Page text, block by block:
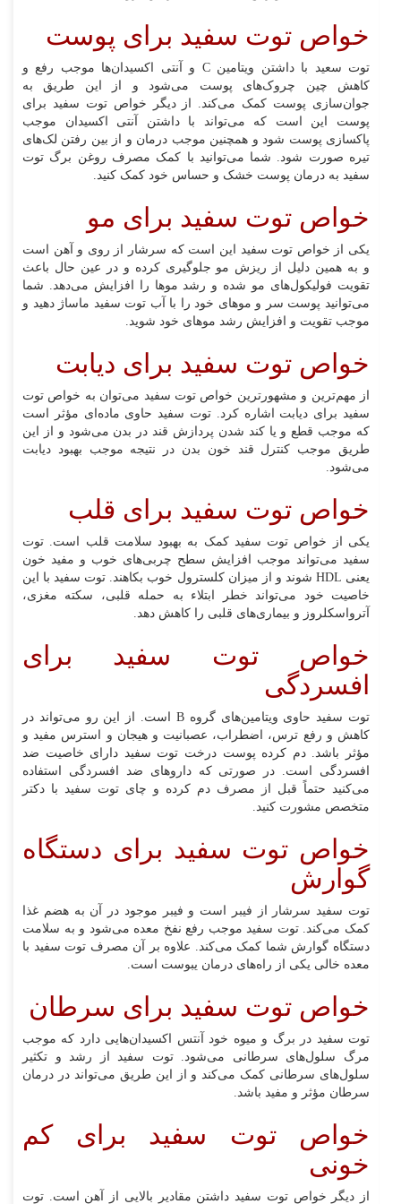
خواص توت سفید برای پوست
توت سعید با داشتن ویتامین C و آنتی اکسیدان‌ها موجب رفع و
کاهش چین چروک‌های پوست می‌شود و از این طریق به
جوان‌سازی پوست کمک می‌کند. از دیگر خواص توت سفید برای
پوست این است که می‌تواند با داشتن آنتی اکسیدان موجب
پاکسازی پوست شود و همچنین موجب درمان و از بین رفتن لک‌های
تیره صورت شود. شما می‌توانید با کمک مصرف روغن برگ توت
سفید به درمان پوست خشک و حساس خود کمک کنید.
خواص توت سفید برای مو
یکی از خواص توت سفید این است که سرشار از روی و آهن است
و به همین دلیل از ریزش مو جلوگیری کرده و در عین حال باعث
تقویت فولیکول‌های مو شده و رشد موها را افزایش می‌دهد. شما
می‌توانید پوست سر و موهای خود را با آب توت سفید ماساژ دهید و
موجب تقویت و افزایش رشد موهای خود شوید.
خواص توت سفید برای دیابت
از مهم‌ترین و مشهورترین خواص توت سفید می‌توان به خواص توت
سفید برای دیابت اشاره کرد. توت سفید حاوی ماده‌ای مؤثر است
که موجب قطع و یا کند شدن پردازش قند در بدن می‌شود و از این
طریق موجب کنترل قند خون بدن در نتیجه موجب بهبود دیابت
می‌شود.
خواص توت سفید برای قلب
یکی از خواص توت سفید کمک به بهبود سلامت قلب است. توت
سفید می‌تواند موجب افزایش سطح چربی‌های خوب و مفید خون
یعنی HDL شوند و از میزان کلسترول خوب بکاهند. توت سفید با این
خاصیت خود می‌تواند خطر ابتلاء به حمله قلبی، سکته مغزی،
آترواسکلروز و بیماری‌های قلبی را کاهش دهد.
خواص توت سفید برای
افسردگی
توت سفید حاوی ویتامین‌های گروه B است. از این رو می‌تواند در
کاهش و رفع ترس، اضطراب، عصبانیت و هیجان و استرس مفید و
مؤثر باشد. دم کرده پوست درخت توت سفید دارای خاصیت ضد
افسردگی است. در صورتی که داروهای ضد افسردگی استفاده
می‌کنید حتماً قبل از مصرف دم کرده و چای توت سفید با دکتر
متخصص مشورت کنید.
خواص توت سفید برای دستگاه
گوارش
توت سفید سرشار از فیبر است و فیبر موجود در آن به هضم غذا
کمک می‌کند. توت سفید موجب رفع نفخ معده می‌شود و به سلامت
دستگاه گوارش شما کمک می‌کند. علاوه بر آن مصرف توت سفید با
معده خالی یکی از راه‌های درمان یبوست است.
خواص توت سفید برای سرطان
توت سفید در برگ و میوه خود آنتس اکسیدان‌هایی دارد که موجب
مرگ سلول‌های سرطانی می‌شود. توت سفید از رشد و تکثیر
سلول‌های سرطانی کمک می‌کند و از این طریق می‌تواند در درمان
سرطان مؤثر و مفید باشد.
خواص توت سفید برای کم
خونی
از دیگر خواص توت سفید داشتن مقادیر بالایی از آهن است. توت